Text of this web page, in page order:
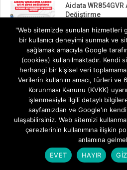
Aidata
Değiştirme
Aidata WR854GVR
IN: MODEM
Huawei AX2
IN: MODEM
TP-Link Archer
IN: MODEM
"Web sitemizde sunulan hizmetleri
bir kullanıcı deneyimi sunmak ve
sağlamak amacıyla Google
(cookies) kullanılmaktadır. Kendi
herhangi bir kişisel veri
Verilerin kullanım amacı, türleri ve
Korunması Kanunu (KVKK)
işlenmesiyle ilgili detaylı
sayfamızdan ve Google'ın
ulaşabilirsiniz. Web sitemizi
çerezlerinin kullanımına ilişkin
anlamına
EVET
HAYIR